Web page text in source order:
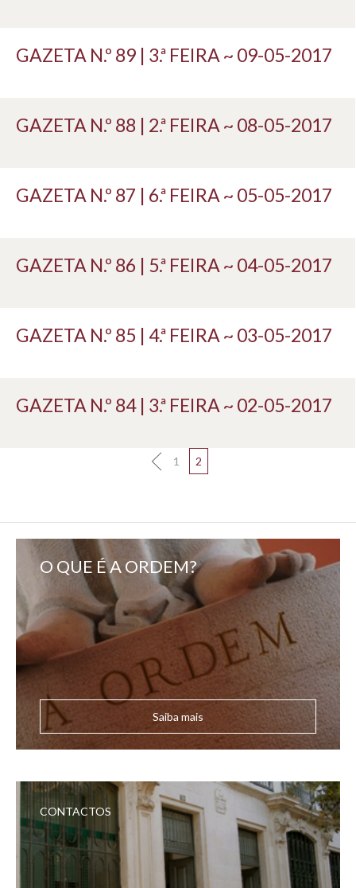
GAZETA N.º 89 | 3.ª FEIRA ~ 09-05-2017
GAZETA N.º 88 | 2.ª FEIRA ~ 08-05-2017
GAZETA N.º 87 | 6.ª FEIRA ~ 05-05-2017
GAZETA N.º 86 | 5.ª FEIRA ~ 04-05-2017
GAZETA N.º 85 | 4.ª FEIRA ~ 03-05-2017
GAZETA N.º 84 | 3.ª FEIRA ~ 02-05-2017
1 2
O QUE É A ORDEM?
Saiba mais
CONTACTOS